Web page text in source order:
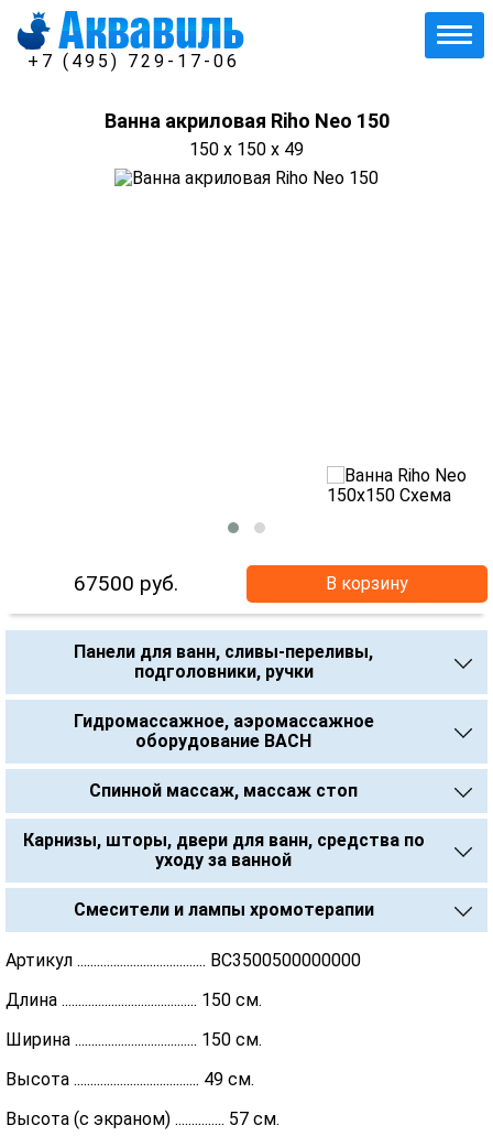
+7 (495) 729-17-06
Ванна акриловая Riho Neo 150
150 x 150 x 49
67500 руб. В корзину
Панели для ванн, сливы-переливы,
подголовники, ручки
Гидромассажное, аэромассажное
оборудование BACH
Спинной массаж, массаж стоп
Карнизы, шторы, двери для ванн, средства по
уходу за ванной
Смесители и лампы хромотерапии
Артикул ....................................... BC3500500000000
Длина ......................................... 150 см.
Ширина ..................................... 150 см.
Высота ...................................... 49 см.
Высота (с экраном) ............... 57 см.